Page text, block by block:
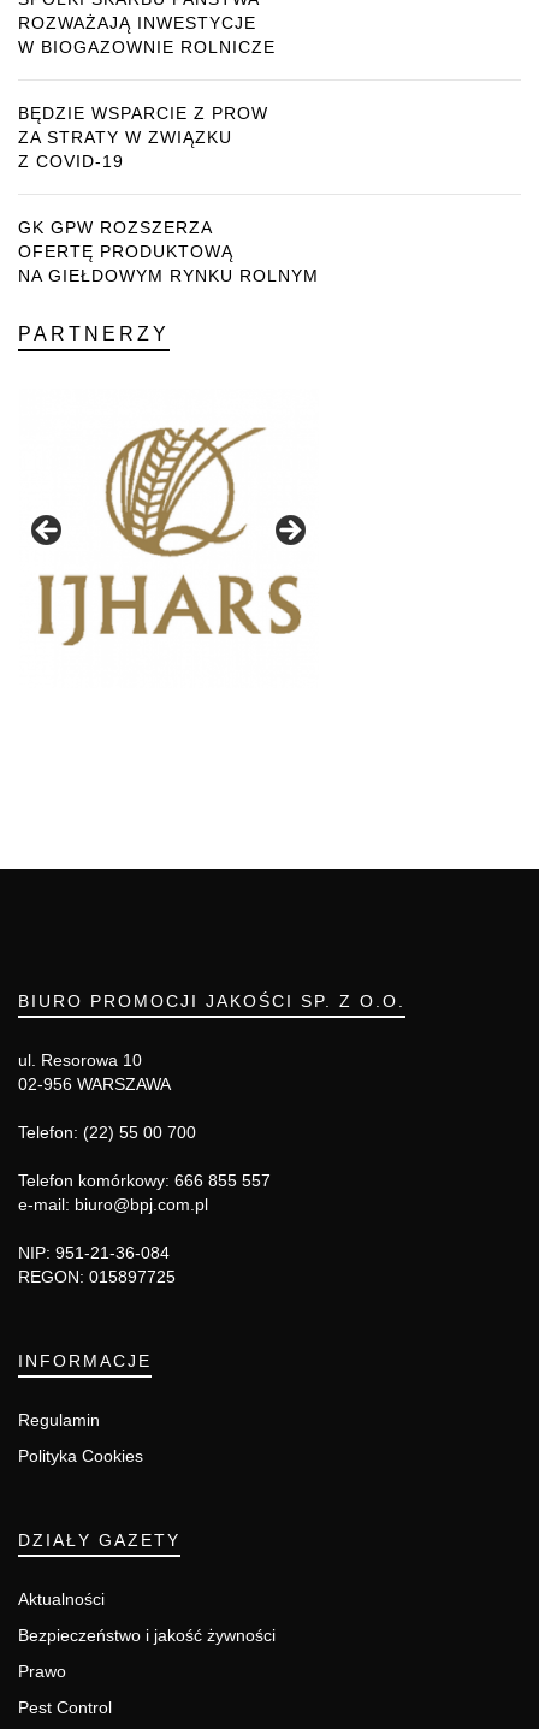
ROZWAŻAJĄ INWESTYCJE
W BIOGAZOWNIE ROLNICZE
BĘDZIE WSPARCIE Z PROW
ZA STRATY W ZWIĄZKU
Z COVID-19
GK GPW ROZSZERZA
OFERTĘ PRODUKTOWĄ
NA GIEŁDOWYM RYNKU ROLNYM
PARTNERZY
BIURO PROMOCJI JAKOŚCI SP. Z O.O.
ul. Resorowa 10
02-956 WARSZAWA
Telefon: (22) 55 00 700
Telefon komórkowy: 666 855 557
e-mail: biuro@bpj.com.pl
NIP: 951-21-36-084
REGON: 015897725
INFORMACJE
Regulamin
Polityka Cookies
DZIAŁY GAZETY
Aktualności
Bezpieczeństwo i jakość żywności
Prawo
Pest Control